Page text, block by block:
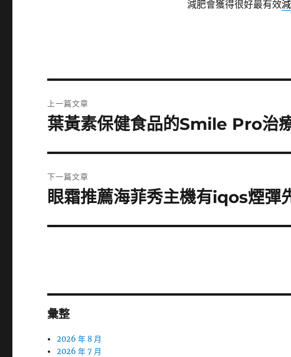
減肥會獲得很好最有效
章
上一篇文章
上
篇
文
章:
葉黃素保健食品的Smile Pro治
下一篇文章
下
篇
眼霜推薦海菲秀主機有iqos煙彈
彙整
2026 年 8 月
2026 年 7 月